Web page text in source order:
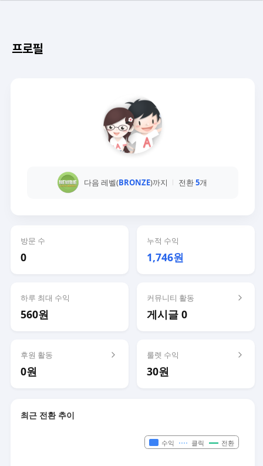
프로필
다음 레벨(BRONZE)까지 전환5개
방문 수
0
누적 수익
1,746원
하루 최대 수익
560원
커뮤니티 활동
게시글 0
후원 활동
0원
룰렛 수익
30원
최근 전환 추이